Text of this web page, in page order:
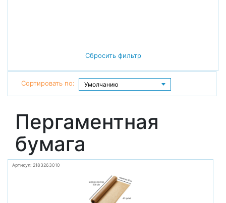
Сбросить фильтр
Сортировать по:
Пергаментная
бумага
Артикул: 2183263010